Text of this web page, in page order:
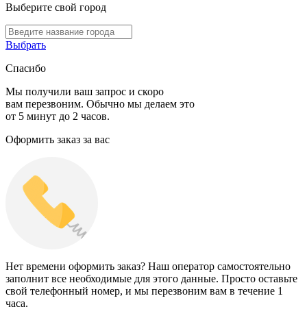
Выберите свой город
Выбрать
Спасибо
Мы получили ваш запрос и скоро
вам перезвоним. Обычно мы делаем это
от 5 минут до 2 часов.
Оформить заказ за вас
Нет времени оформить заказ? Наш оператор самостоятельно
заполнит все необходимые для этого данные. Просто оставьте
свой телефонный номер, и мы перезвоним вам в течение 1
часа.